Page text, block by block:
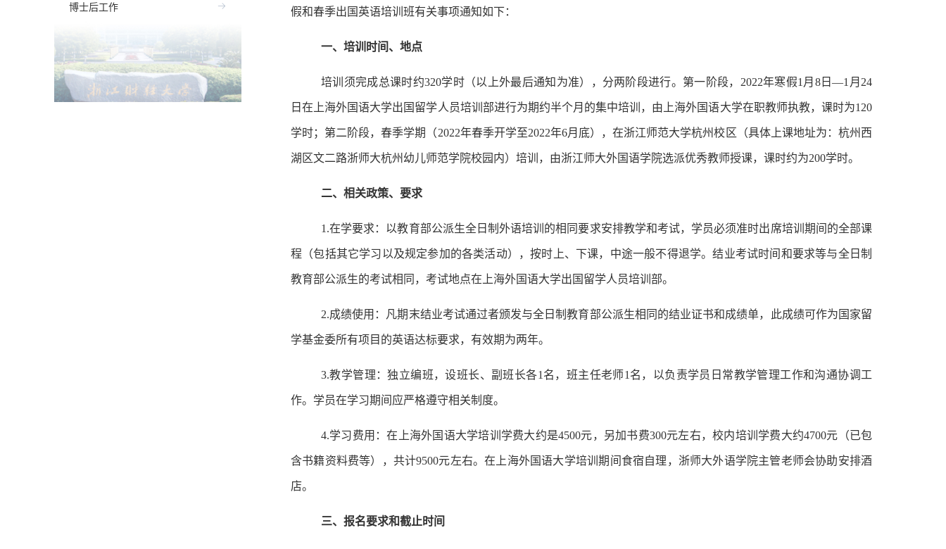
博士后工作 假和春季出国英语培训班有关事项通知如下：
一、培训时间、地点
培训须完成总课时约320学时（以上外最后通知为准），分两阶段进行。第一阶段，2022年寒假1月8日—1月24
日在上海外国语大学出国留学人员培训部进行为期约半个月的集中培训，由上海外国语大学在职教师执教，课时为120
学时；第二阶段，春季学期（2022年春季开学至2022年6月底），在浙江师范大学杭州校区（具体上课地址为：杭州西
湖区文二路浙师大杭州幼儿师范学院校园内）培训，由浙江师大外国语学院选派优秀教师授课，课时约为200学时。
二、相关政策、要求
1.在学要求：以教育部公派生全日制外语培训的相同要求安排教学和考试，学员必须准时出席培训期间的全部课
程（包括其它学习以及规定参加的各类活动），按时上、下课，中途一般不得退学。结业考试时间和要求等与全日制
教育部公派生的考试相同，考试地点在上海外国语大学出国留学人员培训部。
2.成绩使用：凡期末结业考试通过者颁发与全日制教育部公派生相同的结业证书和成绩单，此成绩可作为国家留
学基金委所有项目的英语达标要求，有效期为两年。
3.教学管理：独立编班，设班长、副班长各1名，班主任老师1名，以负责学员日常教学管理工作和沟通协调工
作。学员在学习期间应严格遵守相关制度。
4.学习费用：在上海外国语大学培训学费大约是4500元，另加书费300元左右，校内培训学费大约4700元（已包
含书籍资料费等），共计9500元左右。在上海外国语大学培训期间食宿自理，浙师大外语学院主管老师会协助安排酒
店。
三、报名要求和截止时间